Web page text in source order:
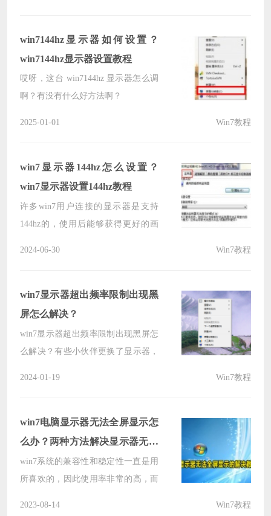
win7144hz显示器如何设置？
win7144hz显示器设置教程
哎呀，这台 win7144hz 显示器怎么调
啊？有没有什么好方法啊？
2025-01-01 Win7教程
win7显示器144hz怎么设置？
win7显示器设置144hz教程
许多win7用户连接的显示器是支持
144hz的，使用后能够获得更好的画
教程就来为广大用户们进行解答，接
下来让我们一起来看看详细的操作步
骤吧。
2024-06-30 Win7教程
win7显示器超出频率限制出现黑
屏怎么解决？
win7显示器超出频率限制出现黑屏怎
么解决？有些小伙伴更换了显示器，
呢，我们需要将刷新率设置为硬件默
认的就可以了，接下来本期的win7教
程内容就来分享详细的操作步骤，一
起来看看完整的方法吧。
2024-01-19 Win7教程
win7电脑显示器无法全屏显示怎
么办？两种方法解决显示器无法
全屏
win7系统的兼容性和稳定性一直是用
所喜欢的，因此使用率非常的高，而
2023-08-14 Win7教程